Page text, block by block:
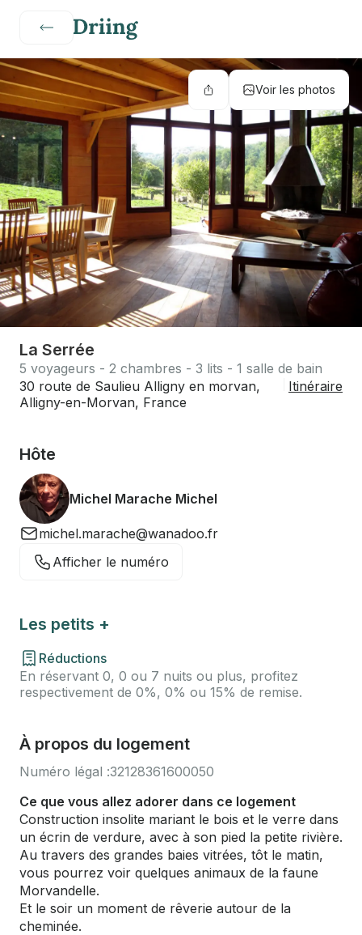
Voir les photos
La Serrée
5 voyageurs - 2 chambres - 3 lits - 1 salle de bain
30 route de Saulieu Alligny en morvan,
Alligny-en-Morvan, France
Itinéraire
Hôte
Michel Marache Michel
michel.marache@wanadoo.fr
Afficher le numéro
Les petits +
Réductions
En réservant 0, 0 ou 7 nuits ou plus, profitez
respectivement de 0%, 0% ou 15% de remise.
À propos du logement
Numéro légal :32128361600050
Ce que vous allez adorer dans ce logement
Construction insolite mariant le bois et le verre dans
un écrin de verdure, avec à son pied la petite rivière.
Au travers des grandes baies vitrées, tôt le matin,
vous pourrez voir quelques animaux de la faune
Morvandelle.
Et le soir un moment de rêverie autour de la
cheminée.